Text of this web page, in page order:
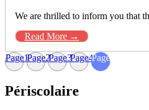
We are thrilled to inform you that
Read More →
Page1Page2Page3Page4Page
Périscolaire